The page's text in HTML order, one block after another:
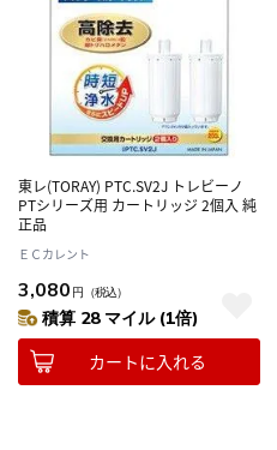
東レ(TORAY) PTC.SV2J トレビーノ
PTシリーズ用 カートリッジ 2個入 純
正品
ＥＣカレント
3,080 円 （税込）
積算 28 マイル (1倍)
カートに入れる